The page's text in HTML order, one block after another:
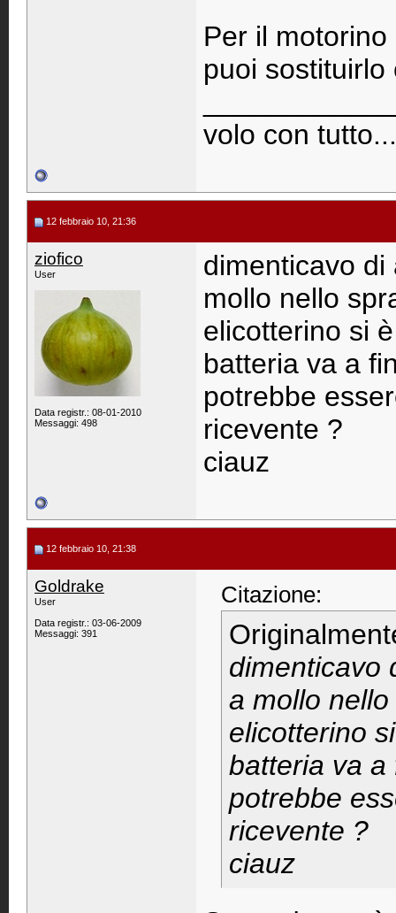
Per il
puoi
volo con
12 febbraio 10, 21:36
ziofico
User
Data registr.: 08-01-2010
Messaggi: 498
dimenticavo
mollo nello
elicotterino si
batteria va a
potrebbe
ricevente ?
ciauz
12 febbraio 10, 21:38
Goldrake
User
Data registr.: 03-06-2009
Messaggi: 391
Citazione:
dimenticavo
a mollo
elicotterino
batteria va a
potrebbe
ricevente ?
ciauz